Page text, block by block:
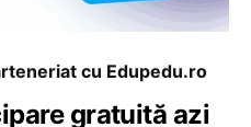
cu Edupedu.ro
gratuită azi